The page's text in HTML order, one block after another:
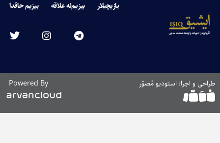
یازیچیلار بیزیم‌له علاقه بیزیم حاقدا
طراحی و اجرا: استودیو مُصوّر Powered By